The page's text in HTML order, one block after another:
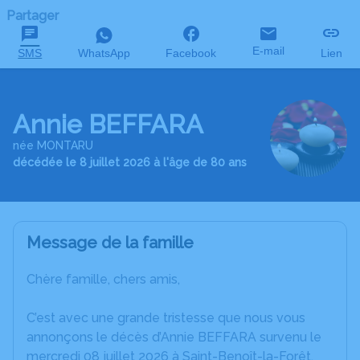
Partager
SMS WhatsApp Facebook E-mail Lien
Annie BEFFARA
née MONTARU
décédée le 8 juillet 2026 à l'âge de 80 ans
Message de la famille
Chère famille, chers amis,
C’est avec une grande tristesse que nous vous
annonçons le décès d’Annie BEFFARA survenu le
mercredi 08 juillet 2026 à Saint-Benoît-la-Forêt.